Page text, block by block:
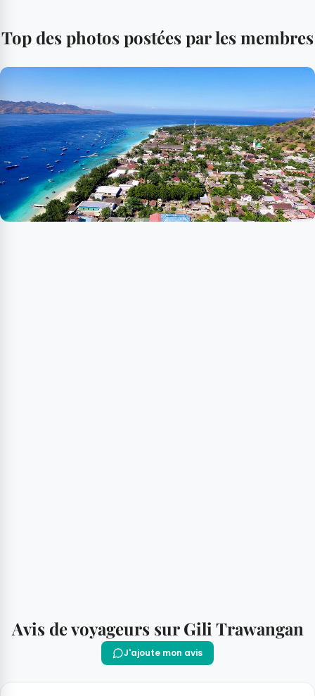
Top des photos postées par les membres
Avis de voyageurs sur Gili Trawangan
J'ajoute mon avis